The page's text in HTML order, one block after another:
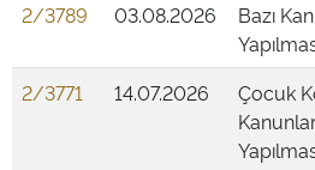
2/3789
03.08.2026
Bazı
2/3771
14.07.2026
Çocuk